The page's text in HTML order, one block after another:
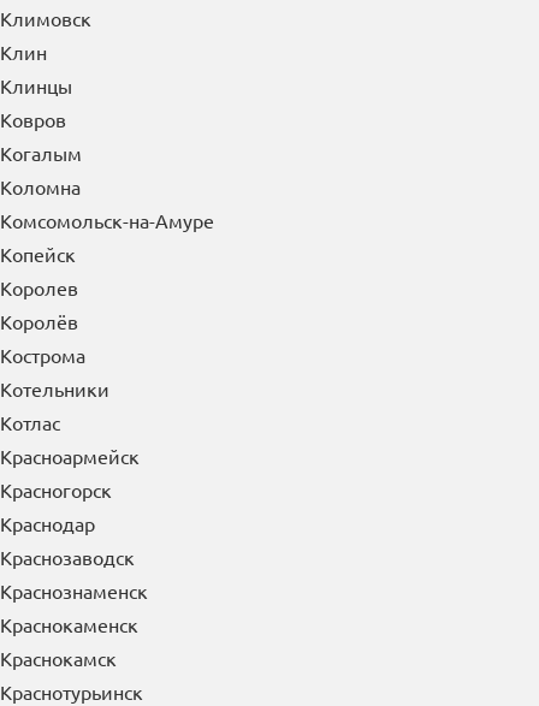
Климовск
Клин
Клинцы
Ковров
Когалым
Коломна
Комсомольск-на-Амуре
Копейск
Королев
Королёв
Кострома
Котельники
Котлас
Красноармейск
Красногорск
Краснодар
Краснозаводск
Краснознаменск
Краснокаменск
Краснокамск
Краснотурьинск